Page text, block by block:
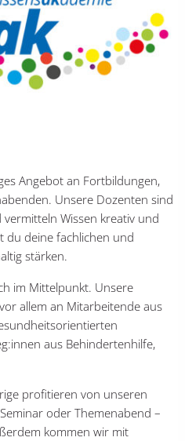
Angebot an Fortbildungen,
Unsere Dozenten sind
Wissen kreativ und
du deine fachlichen und
stärken.
im Mittelpunkt. Unsere
allem an Mitarbeitende aus
aus Behindertenhilfe,
profitieren von unseren
oder Themenabend –
kommen wir mit